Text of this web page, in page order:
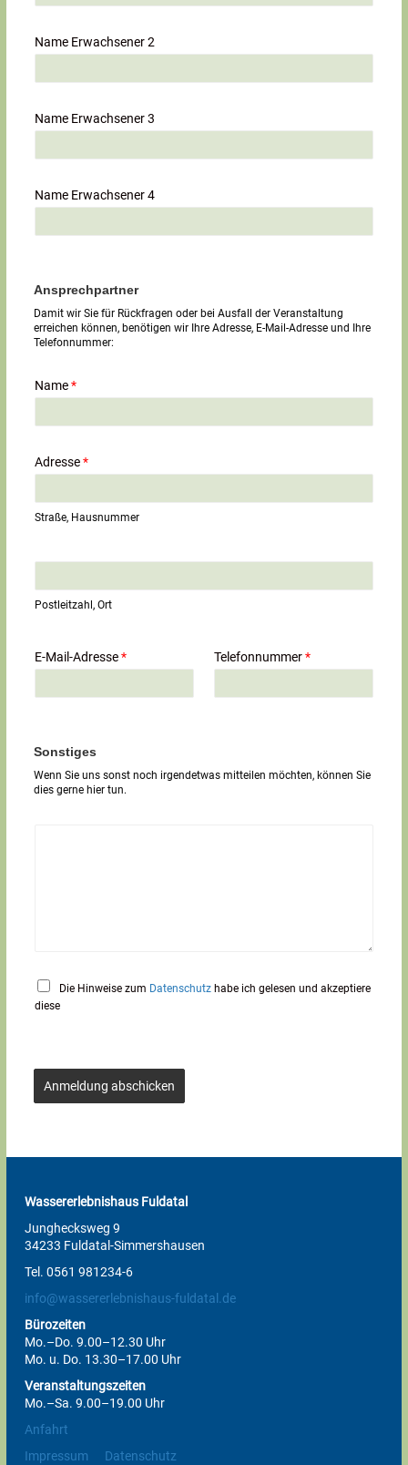
Name Erwachsener 2
Name Erwachsener 3
Name Erwachsener 4
Ansprechpartner
Damit wir Sie für Rückfragen oder bei Ausfall der Veranstaltung
erreichen können, benötigen wir Ihre Adresse, E-Mail-Adresse und Ihre
Telefonnummer:
Name*
Adresse*
Straße, Hausnummer
n
i
l
g
T
x
t
Postleitzahl, Ort
E-Mail-Adresse* Telefonnummer*
Sonstiges
Wenn Sie uns sonst noch irgendetwas mitteilen möchten, können Sie
dies gerne hier tun.
Die Hinweise zum Datenschutz habe ich gelesen und akzeptiere
diese
Anmeldung abschicken
Wassererlebnishaus Fuldatal
Junghecksweg 9
34233 Fuldatal-Simmershausen
Tel. 0561 981234-6
info@wassererlebnishaus-fuldatal.de
Bürozeiten
Mo.–Do. 9.00–12.30 Uhr
Mo. u. Do. 13.30–17.00 Uhr
Veranstaltungszeiten
Mo.–Sa. 9.00–19.00 Uhr
Anfahrt
Impressum
Datenschutz